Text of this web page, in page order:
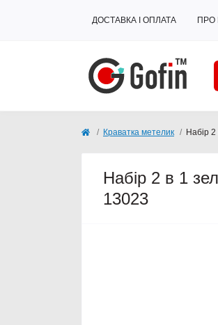
ДОСТАВКА І ОПЛАТА ПРО
Краватка метелик Набір
Набір 2 в 1
13023